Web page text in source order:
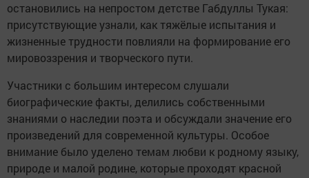
остановились на непростом детстве Габдуллы Тукая:
присутствующие узнали, как тяжёлые испытания и
жизненные трудности повлияли на формирование его
мировоззрения и творческого пути.
Участники с большим интересом слушали
биографические факты, делились собственными
знаниями о наследии поэта и обсуждали значение его
произведений для современной культуры. Особое
внимание было уделено темам любви к родному языку,
природе и малой родине, которые проходят красной